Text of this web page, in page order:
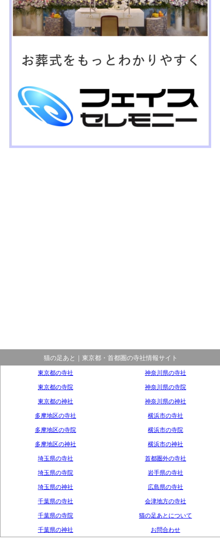
猫の足あと｜東京都・首都圏の寺社情報サイト
東京都の寺社
東京都の寺院
東京都の神社
多摩地区の寺社
多摩地区の寺院
多摩地区の神社
神奈川県の寺社
神奈川県の寺院
神奈川県の神社
横浜市の寺社
横浜市の寺院
横浜市の神社
埼玉県の寺社
埼玉県の寺院
埼玉県の神社
千葉県の寺社
千葉県の寺院
千葉県の神社
首都圏外の寺社
岩手県の寺社
広島県の寺社
会津地方の寺社
猫の足あとについて
お問合わせ